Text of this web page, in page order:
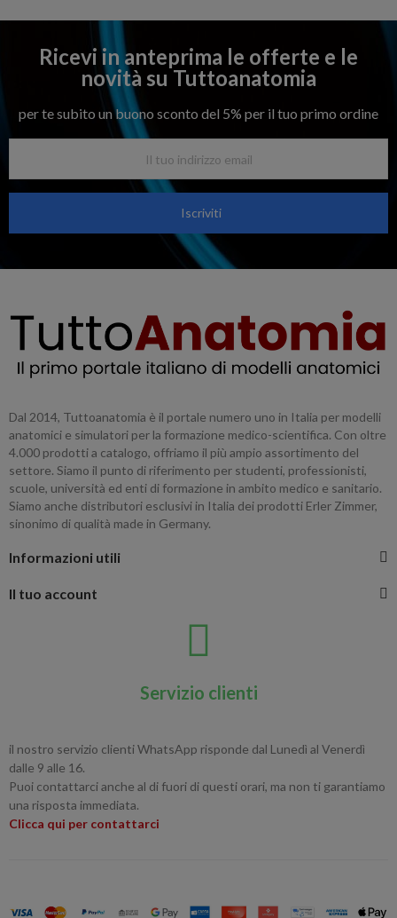
Ricevi in anteprima le offerte e le
novità su Tuttoanatomia
per te subito un buono sconto del 5% per il tuo primo ordine
Iscriviti
Dal 2014, Tuttoanatomia è il portale numero uno in Italia per modelli
anatomici e simulatori per la formazione medico-scientifica. Con oltre
4.000 prodotti a catalogo, offriamo il più ampio assortimento del
settore. Siamo il punto di riferimento per studenti, professionisti,
scuole, università ed enti di formazione in ambito medico e sanitario.
Siamo anche distributori esclusivi in Italia dei prodotti Erler Zimmer,
sinonimo di qualità made in Germany.
Informazioni utili
Il tuo account
Servizio clienti
il nostro servizio clienti WhatsApp risponde dal Lunedì al Venerdì
dalle 9 alle 16.
Puoi contattarci anche al di fuori di questi orari, ma non ti garantiamo
una risposta immediata.
Clicca qui per contattarci